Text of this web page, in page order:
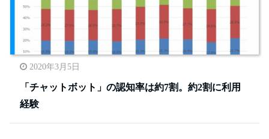
2020年3月5日
「チャットボット」の認知率は約7割。約2割に利用
経験